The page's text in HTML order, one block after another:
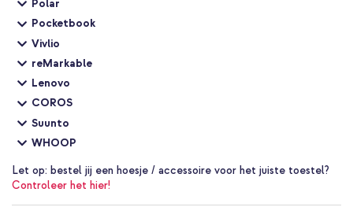
De Selencia Vivid Powerbank gaat overal met je mee; altijd een
opgeladen telefoon in stijl!
Polar
Pocketbook
Vivlio
reMarkable
Lenovo
COROS
Suunto
WHOOP
Let op: bestel jij een hoesje / accessoire voor het juiste toestel?
Controleer het hier!